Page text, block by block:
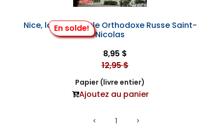
En solde!
Nice, la Cathédrale Orthodoxe Russe Saint-
Nicolas
8,95 $
12,95 $
Papier (livre entier)
Ajoutez au panier
1